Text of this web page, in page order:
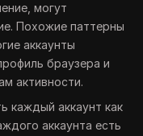
могут
Похожие паттерны
аккаунты
браузера и
активности.
каждый аккаунт как
аккаунта есть